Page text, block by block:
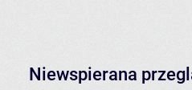
Niewspierana